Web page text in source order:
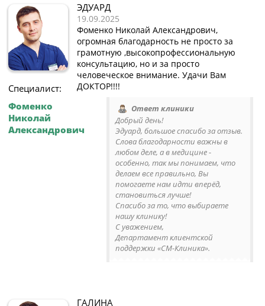
Специалист:
Фоменко
Николай
Александрович
ЭДУАРД
19.09.2025
Фоменко Николай Александрович,
огромная благодарность не просто за
грамотную ,высокопрофессиональную
консультацию, но и за просто
человеческое внимание. Удачи Вам
ДОКТОР!!!!
Ответ клиники
Добрый день!
Эдуард, большое спасибо за отзыв.
Слова благодарности важны в
любом деле, а в медицине -
особенно, так мы понимаем, что
делаем все правильно, Вы
помогаете нам идти вперёд,
становиться лучше!
Спасибо за то, что выбираете
нашу клинику!
С уважением,
Департамент клиентской
поддержки «СМ-Клиника».
ГАЛИНА